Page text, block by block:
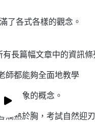
各式各樣的觀念。
長篇幅文章中的資訊
師都能夠全面地教學
些抽象的概念。
熟於胸，考試自然迎刃